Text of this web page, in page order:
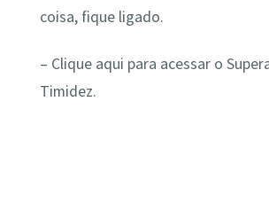
coisa, fique ligado.
– Clique aqui para acessar o
Timidez.